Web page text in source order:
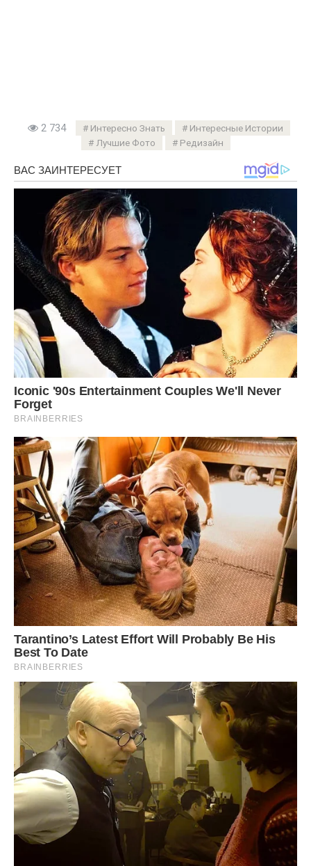
2 734 Интересно Знать
Интересные Истории
Лучшие Фото
Редизайн